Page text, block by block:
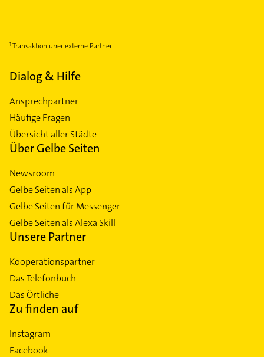
Transaktion über externe Partner
Dialog & Hilfe
Ansprechpartner
Häufige Fragen
Übersicht aller Städte
Über Gelbe Seiten
Newsroom
Gelbe Seiten als App
Gelbe Seiten für Messenger
Gelbe Seiten als Alexa Skill
Unsere Partner
Kooperationspartner
Das Telefonbuch
Das Örtliche
Zu finden auf
Instagram
Facebook